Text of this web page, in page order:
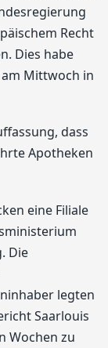
Recht
Dies habe
Mittwoch in
dass
Apotheken
eine Filiale
Die
legten
Saarlouis
Wochen zu